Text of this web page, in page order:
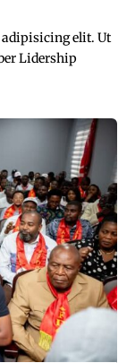
elit. Ut
Lidership